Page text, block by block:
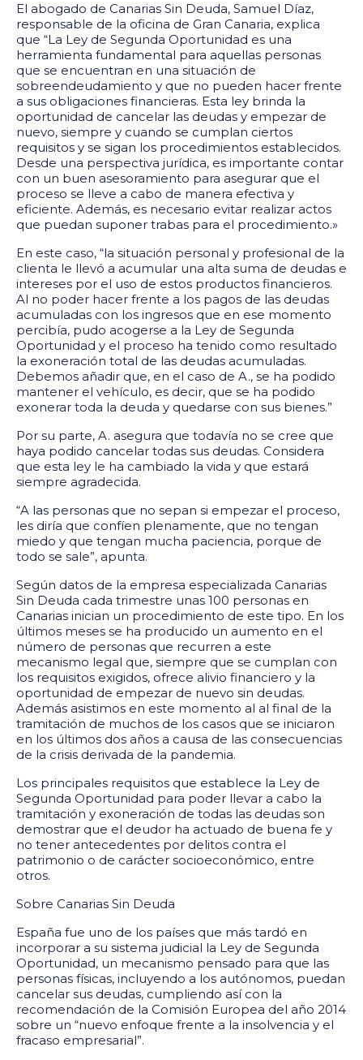
El abogado de Canarias Sin Deuda, Samuel Díaz,
responsable de la oficina de Gran Canaria, explica
que “La Ley de Segunda Oportunidad es una
herramienta fundamental para aquellas personas
que se encuentran en una situación de
sobreendeudamiento y que no pueden hacer frente
a sus obligaciones financieras. Esta ley brinda la
oportunidad de cancelar las deudas y empezar de
nuevo, siempre y cuando se cumplan ciertos
requisitos y se sigan los procedimientos establecidos.
Desde una perspectiva jurídica, es importante contar
con un buen asesoramiento para asegurar que el
proceso se lleve a cabo de manera efectiva y
eficiente. Además, es necesario evitar realizar actos
que puedan suponer trabas para el procedimiento.»
En este caso, “la situación personal y profesional de la
clienta le llevó a acumular una alta suma de deudas e
intereses por el uso de estos productos financieros.
Al no poder hacer frente a los pagos de las deudas
acumuladas con los ingresos que en ese momento
percibía, pudo acogerse a la Ley de Segunda
Oportunidad y el proceso ha tenido como resultado
la exoneración total de las deudas acumuladas.
Debemos añadir que, en el caso de A., se ha podido
mantener el vehículo, es decir, que se ha podido
exonerar toda la deuda y quedarse con sus bienes.”
Por su parte, A. asegura que todavía no se cree que
haya podido cancelar todas sus deudas. Considera
que esta ley le ha cambiado la vida y que estará
siempre agradecida.
“A las personas que no sepan si empezar el proceso,
les diría que confíen plenamente, que no tengan
miedo y que tengan mucha paciencia, porque de
todo se sale”, apunta.
Según datos de la empresa especializada Canarias
Sin Deuda cada trimestre unas 100 personas en
Canarias inician un procedimiento de este tipo. En los
últimos meses se ha producido un aumento en el
número de personas que recurren a este
mecanismo legal que, siempre que se cumplan con
los requisitos exigidos, ofrece alivio financiero y la
oportunidad de empezar de nuevo sin deudas.
Además asistimos en este momento al al final de la
tramitación de muchos de los casos que se iniciaron
en los últimos dos años a causa de las consecuencias
de la crisis derivada de la pandemia.
Los principales requisitos que establece la Ley de
Segunda Oportunidad para poder llevar a cabo la
tramitación y exoneración de todas las deudas son
demostrar que el deudor ha actuado de buena fe y
no tener antecedentes por delitos contra el
patrimonio o de carácter socioeconómico, entre
otros.
Sobre Canarias Sin Deuda
España fue uno de los países que más tardó en
incorporar a su sistema judicial la Ley de Segunda
Oportunidad, un mecanismo pensado para que las
personas físicas, incluyendo a los autónomos, puedan
cancelar sus deudas, cumpliendo así con la
recomendación de la Comisión Europea del año 2014
sobre un “nuevo enfoque frente a la insolvencia y el
fracaso empresarial”.